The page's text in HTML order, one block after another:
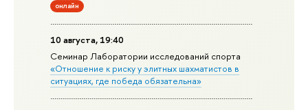
онлайн
10 августа, 19:40
Семинар Лаборатории исследований спорта
«Отношение к риску у элитных шахматистов в
ситуациях, где победа обязательна»